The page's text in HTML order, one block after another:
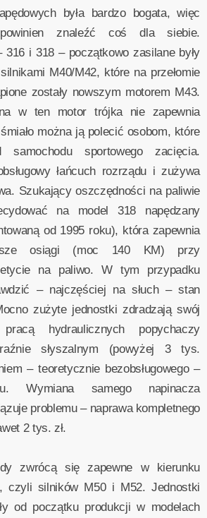
była bardzo bogata, więc
znaleźć coś dla siebie.
316 i 318 – początkowo zasilane były
M40/M42, które na przełomie
zostały nowszym motorem M43.
w ten motor trójka nie zapewnia
można ją polecić osobom, które
sportowego zacięcia.
łańcuch rozrządu i zużywa
Szukający oszczędności na paliwie
na model 318 napędzany
od 1995 roku), która zapewnia
osiągi (moc 140 KM) przy
na paliwo. W tym przypadku
– najczęściej na słuch – stan
zużyte jednostki zdradzają swój
hydraulicznych popychaczy
słyszalnym (powyżej 3 tys.
– teoretycznie bezobsługowego –
Wymiana samego napinacza
problemu – naprawa kompletnego
2 tys. zł.
zwrócą się zapewne w kierunku
czyli silników M50 i M52. Jednostki
od początku produkcji w modelach